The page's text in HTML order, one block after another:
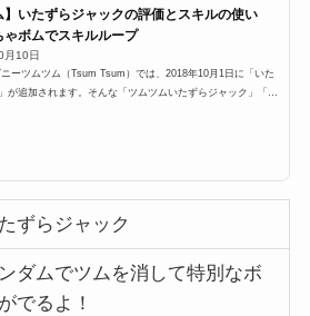
】いたずらジャックの評価とスキルの使い
ゃボムでスキルループ
月10日
ニーツムツム（Tsum Tsum）では、2018年10月1日に「いた
が追加されます。そんな「ツムツムいたずらジャック」「い
ずらジャック
ダムでツムを消して特別なボ
でるよ！